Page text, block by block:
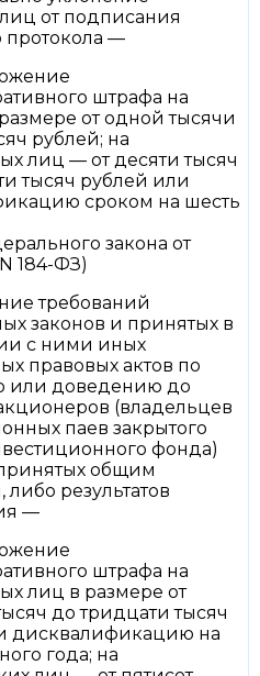
от подписания
протокола —
штрафа на
от одной тысячи
рублей; на
лиц — от десяти тысяч
тысяч рублей или
сроком на шесть
закона от
184-ФЗ)
требований
законов и принятых в
с ними иных
правовых актов по
или доведению до
(владельцев
паев закрытого
фонда)
общим
результатов
—
штрафа на
лиц в размере от
до тридцати тысяч
дисквалификацию на
года; на